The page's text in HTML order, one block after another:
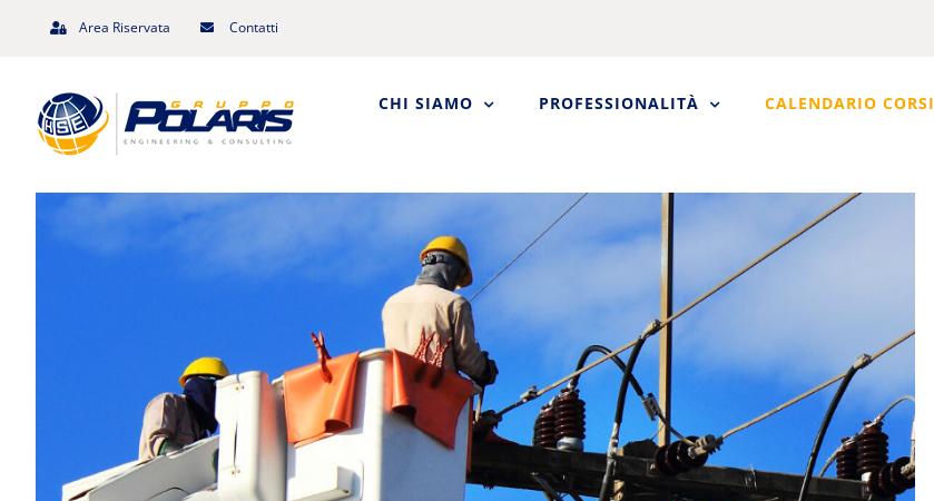
contenuto
Area Riservata Contatti
CHI SIAMO PROFESSIONALITÀ CALENDARIO CORSI